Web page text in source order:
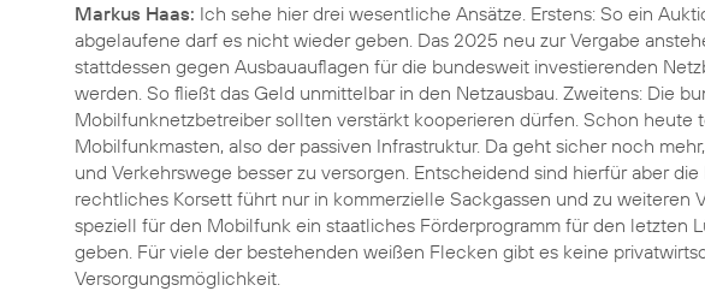
Markus Haas: Ich sehe hier drei wesentliche Ansätze. Erstens: So ein
abgelaufene darf es nicht wieder geben. Das 2025 neu zur Vergabe
stattdessen gegen Ausbauauflagen für die bundesweit investierenden
werden. So fließt das Geld unmittelbar in den Netzausbau. Zweitens: Die
Mobilfunknetzbetreiber sollten verstärkt kooperieren dürfen. Schon heute
Mobilfunkmasten, also der passiven Infrastruktur. Da geht sicher noch
und Verkehrswege besser zu versorgen. Entscheidend sind hierfür aber
rechtliches Korsett führt nur in kommerzielle Sackgassen und zu weiteren
speziell für den Mobilfunk ein staatliches Förderprogramm für den letzten
geben. Für viele der bestehenden weißen Flecken gibt es keine
Versorgungsmöglichkeit.